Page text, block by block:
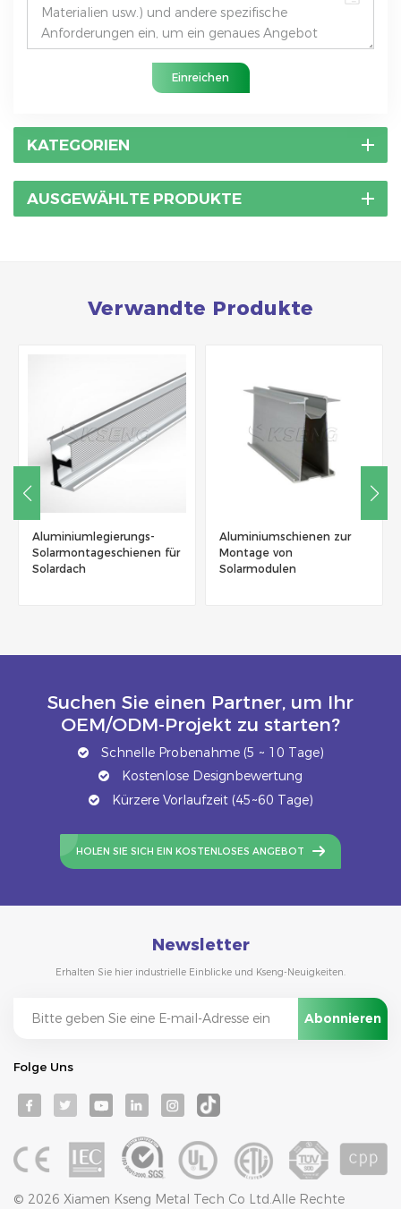
Einreichen
KATEGORIEN
AUSGEWÄHLTE PRODUKTE
Verwandte Produkte
Aluminiumlegierungs-
Solarmontageschienen für
Solardach
Aluminiumschienen zur
Montage von
Solarmodulen
Suchen Sie einen Partner, um Ihr
OEM/ODM-Projekt zu starten?
Schnelle Probenahme (5 ~ 10 Tage)
Kostenlose Designbewertung
Kürzere Vorlaufzeit (45~60 Tage)
HOLEN SIE SICH EIN KOSTENLOSES ANGEBOT
Newsletter
Erhalten Sie hier industrielle Einblicke und Kseng-Neuigkeiten.
Folge Uns
© 2026 Xiamen Kseng Metal Tech Co Ltd.Alle Rechte